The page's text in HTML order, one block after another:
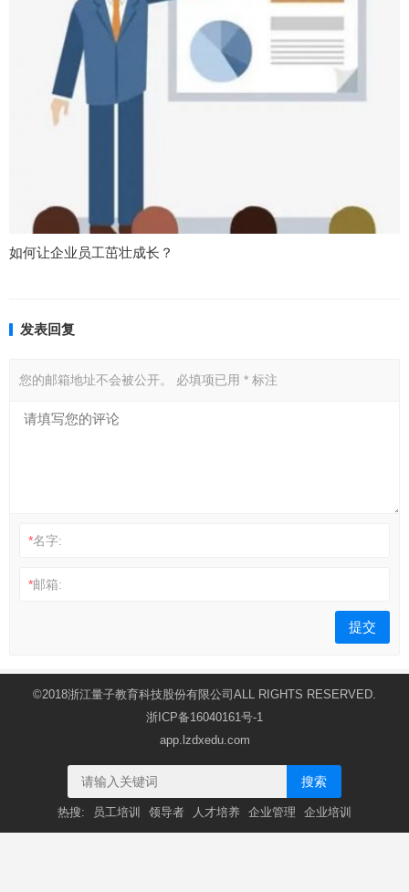
如何让企业员工茁壮成长？
发表回复
您的邮箱地址不会被公开。 必填项已用 * 标注
*名字:
*邮箱:
©2018浙江量子教育科技股份有限公司ALL RIGHTS RESERVED.
浙ICP备16040161号-1
app.lzdxedu.com
搜索
热搜: 员工培训 领导者 人才培养 企业管理 企业培训